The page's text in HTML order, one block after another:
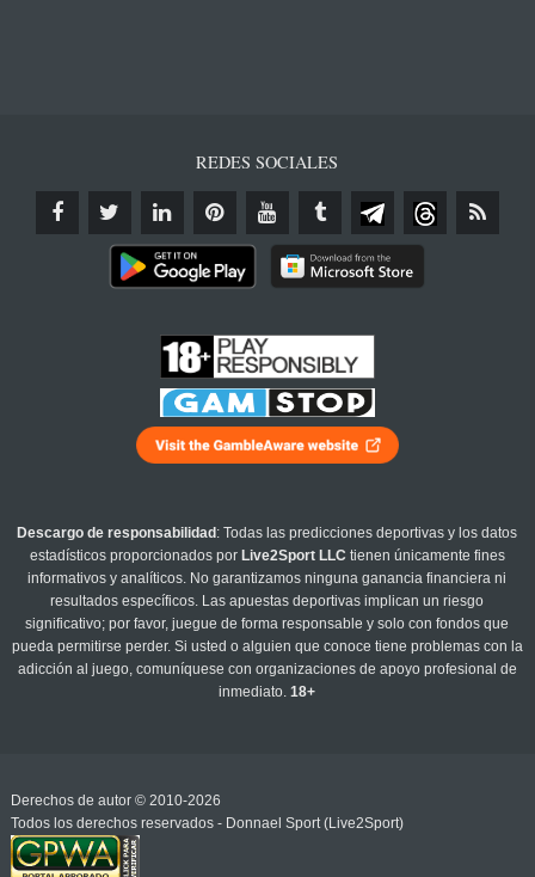
REDES SOCIALES
Descargo de responsabilidad : Todas las predicciones deportivas y los datos
estadísticos proporcionados por Live2Sport LLC tienen únicamente fines
informativos y analíticos. No garantizamos ninguna ganancia financiera ni
resultados específicos. Las apuestas deportivas implican un riesgo
significativo; por favor, juegue de forma responsable y solo con fondos que
pueda permitirse perder. Si usted o alguien que conoce tiene problemas con la
adicción al juego, comuníquese con organizaciones de apoyo profesional de
inmediato.18+
Derechos de autor © 2010-2026
Todos los derechos reservados - Donnael Sport (Live2Sport)